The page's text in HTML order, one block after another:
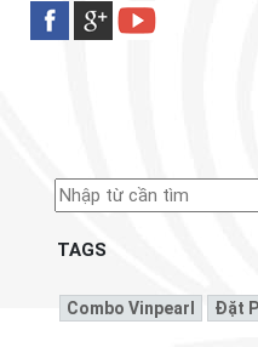
TAGS
Combo Vinpearl Đặt